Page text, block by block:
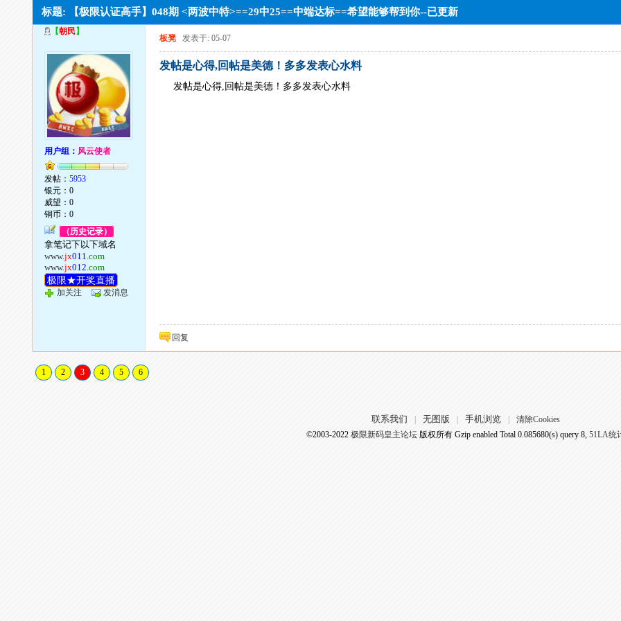
标题: 【极限认证高手】048期 <两波中特>==29中25==中端达标==希望能够帮到你--已更新
【朝民】
用户组： 风云使者
发帖：5953
银元：0
威望：0
铜币：0
（历史记录）
拿笔记下以下域名
www.jx011.com
www.jx012.com
极限★开奖直播
加关注 发消息
板凳 发表于: 05-07
发帖是心得,回帖是美德！多多发表心水料
发帖是心得,回帖是美德！多多发表心水料
回复
1 2 3 4 5 6
联系我们 无图版 手机浏览
清除Cookies
©2003-2022 极限新码皇主论坛版权所有 Gzip enabled Total 0.085680(s) query 8, 51LA统